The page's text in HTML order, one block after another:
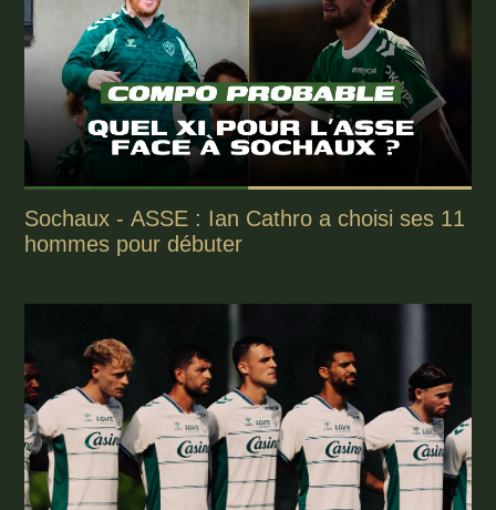
Sochaux - ASSE : Ian Cathro a choisi ses 11
hommes pour débuter